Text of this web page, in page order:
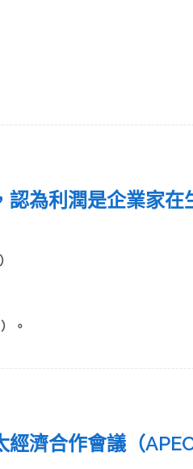
認為利潤是企業家
）
。
經濟合作會議（